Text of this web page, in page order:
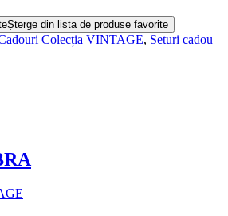
Șterge din lista de produse favorite
Colecția VINTAGE, Seturi cadou